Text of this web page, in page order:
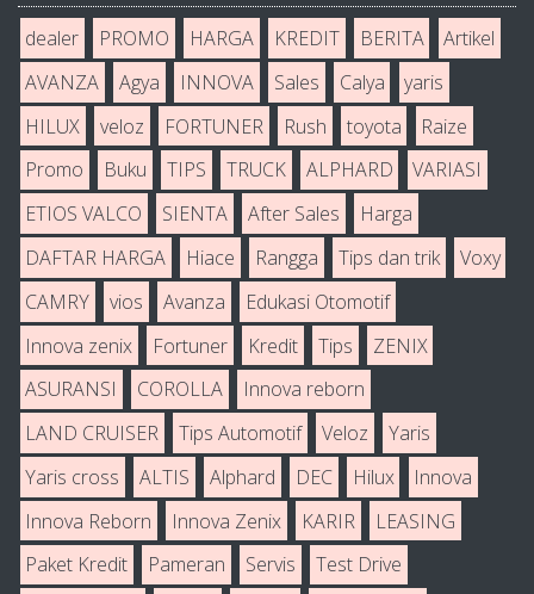
dealer PROMO HARGA KREDIT BERITA
Artikel
AVANZA
Agya INNOVA Sales Calya
yaris
HILUX
veloz FORTUNER Rush toyota
Raize
Promo
Buku TIPS TRUCK ALPHARD
VARIASI
ETIOS VALCO
SIENTA After Sales
Harga
DAFTAR HARGA
Hiace Rangga Tips dan trik
Voxy
CAMRY
vios Avanza
Edukasi Otomotif
Innova zenix
Fortuner Kredit Tips
ZENIX
ASURANSI
COROLLA
Innova reborn
LAND CRUISER
Tips Automotif Veloz
Yaris
Yaris cross
ALTIS Alphard DEC Hilux
Innova
Innova Reborn
Innova Zenix KARIR
LEASING
Paket Kredit
Pameran Servis
Test Drive